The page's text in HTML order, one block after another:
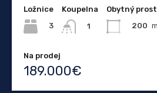
Ložnice
3
Koupelna
1
Obytný
200
Na prodej
189.000€